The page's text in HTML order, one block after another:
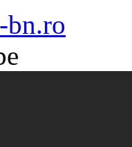
bn.ro